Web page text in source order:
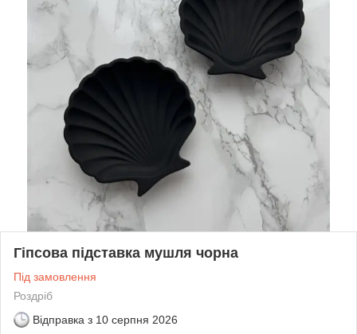
Гіпсова підставка мушля чорна
Під замовлення
Роздріб
Відправка з 10 серпня 2026